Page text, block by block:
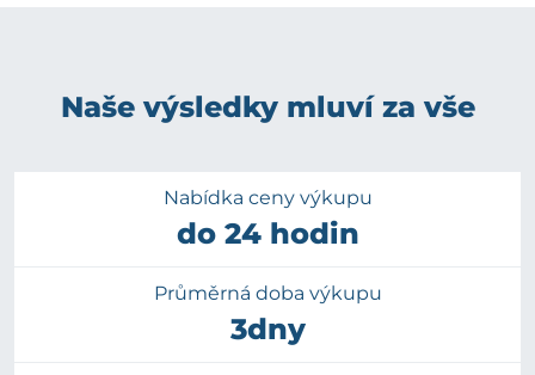
Naše výsledky mluví za vše
Nabídka ceny výkupu
do 24 hodin
Průměrná doba výkupu
3dny